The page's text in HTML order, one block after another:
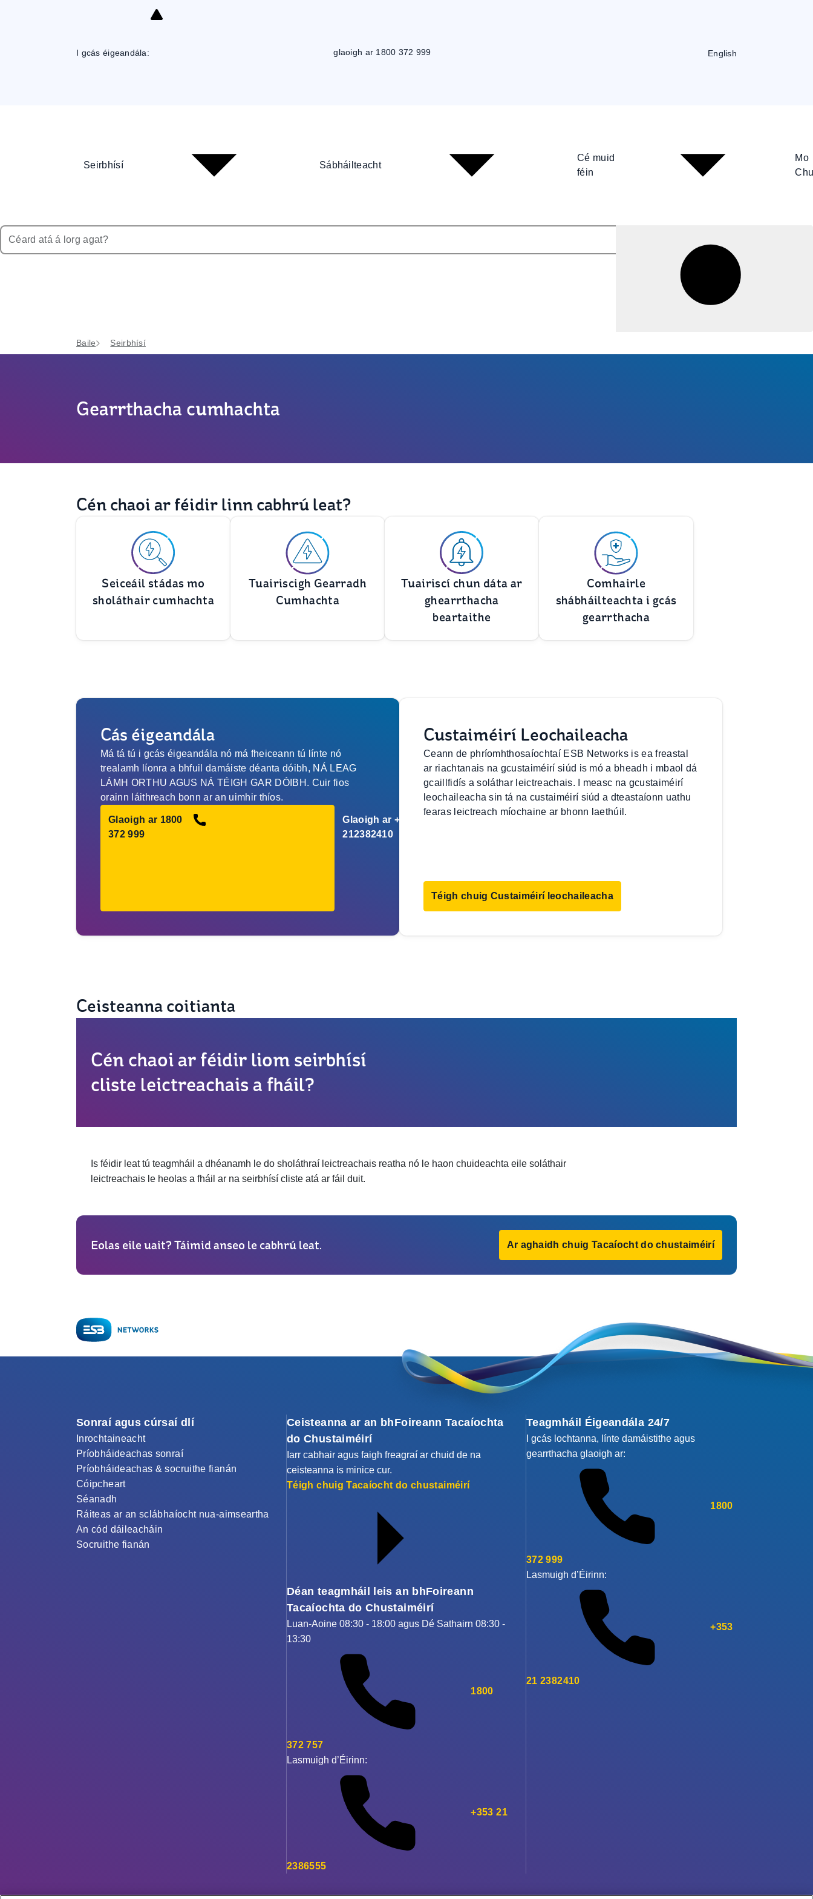
I gcás éigeandála: glaoigh ar 1800 372 999 English
Seirbhísí Sábháilteacht
Cé muid
féin
Mo
Baile Seirbhísí
Gearrthacha cumhachta
Cén chaoi ar féidir linn cabhrú leat?
Seiceáil stádas mo
sholáthair cumhachta
Tuairiscigh Gearradh
Cumhachta
Tuairiscí chun dáta ar
ghearrthacha
beartaithe
Comhairle
shábháilteachta i gcás
gearrthacha
Cás éigeandála
Má tá tú i gcás éigeandála nó má fheiceann tú línte nó
trealamh líonra a bhfuil damáiste déanta dóibh, NÁ LEAG
LÁMH ORTHU AGUS NÁ TÉIGH GAR DÓIBH. Cuir fios
orainn láithreach bonn ar an uimhir thíos.
Glaoigh ar 1800
372 999
Glaoigh ar +353
212382410
Custaiméirí Leochaileacha
Ceann de phríomhthosaíochtaí ESB Networks is ea freastal
ar riachtanais na gcustaiméirí siúd is mó a bheadh i mbaol dá
gcaillfidís a soláthar leictreachais. I measc na gcustaiméirí
leochaileacha sin tá na custaiméirí siúd a dteastaíonn uathu
fearas leictreach míochaine ar bhonn laethúil.
Téigh chuig Custaiméirí leochaileacha
Ceisteanna coitianta
Cén chaoi ar féidir liom seirbhísí
cliste leictreachais a fháil?
Is féidir leat tú teagmháil a dhéanamh le do sholáthraí leictreachais reatha nó le haon chuideachta eile soláthair
leictreachais le heolas a fháil ar na seirbhísí cliste atá ar fáil duit.
Eolas eile uait? Táimid anseo le cabhrú leat. Ar aghaidh chuig Tacaíocht do chustaiméirí
Sonraí agus cúrsaí dlí
Inrochtaineacht
Príobháideachas sonraí
Príobháideachas & socruithe fianán
Cóipcheart
Séanadh
Ráiteas ar an sclábhaíocht nua-aimseartha
An cód dáileacháin
Socruithe fianán
Ceisteanna ar an bhFoireann Tacaíochta
do Chustaiméirí
Iarr cabhair agus faigh freagraí ar chuid de na
ceisteanna is minice cur.
Téigh chuig Tacaíocht do chustaiméirí
Déan teagmháil leis an bhFoireann
Tacaíochta do Chustaiméirí
Luan-Aoine 08:30 - 18:00 agus Dé Sathairn 08:30 -
13:30
1800
372 757
Lasmuigh d’Éirinn:
+353 21
2386555
Teagmháil Éigeandála 24/7
I gcás lochtanna, línte damáistithe agus
gearrthacha glaoigh ar:
1800
372 999
Lasmuigh d’Éirinn:
+353
21 2382410